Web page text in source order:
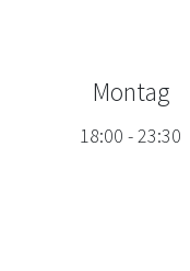
Montag
18:00 -23:30